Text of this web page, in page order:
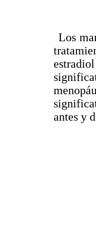
Los
antes y